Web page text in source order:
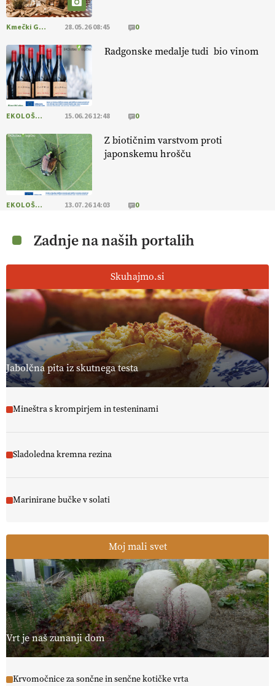
Kmečki Glas 28.05.26 08:45 0
Radgonske medalje tudi bio vinom
EKOLOŠKO LOGIČNO 15.06.26 12:48 0
Z biotičnim varstvom proti
japonskemu hrošču
EKOLOŠKO LOGIČNO 13.07.26 14:03 0
Zadnje na naših portalih
Skuhajmo.si
Jabolčna pita iz skutnega testa
Mineštra s krompirjem in testeninami
Sladoledna kremna rezina
Marinirane bučke v solati
Moj mali svet
Vrt je naš zunanji dom
Krvomočnice za sončne in senčne kotičke vrta